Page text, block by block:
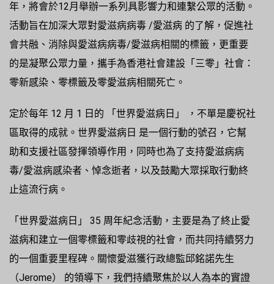
年，將會於12月舉辦一系列具影響力和連繫公眾的活動。
活動旨在加深大眾對愛滋病病毒 /愛滋病 的了解，促進社
會共融、消除與愛滋病病毒/愛滋病相關的標籤，更重要
的是凝聚公眾力量，攜手為香港社會建設「三零」社會：
零新感染、零標籤及零愛滋病相關死亡。
定於每年 12 月 1 日的 「世界愛滋病日」 ，不單是慶祝社
區取得的成就。世界愛滋病日 是一個行動的號召，它幫
助和支援社區發揮領導作用，同時也為了支持愛滋病病
毒/愛滋病感染者、悼念逝者，以及鼓勵大眾採取行動終
止這流行病。
「世界愛滋病日」 35 周年紀念活動，主要是為了終止愛
滋病和建立一個零標籤和零歧視的社會，而共同持續努力
的一個重要里程碑。關懷愛滋獲行政總監邱銘諾先生
（Jerome） 的領導下，我們持續聚焦於以人為本的實證